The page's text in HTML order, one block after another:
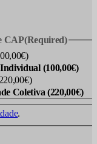
CAP(Required)
(100,00€)
Coletiva (220,00€)
.